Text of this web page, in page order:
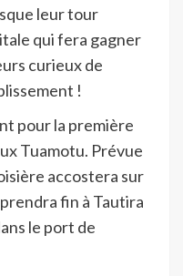
leur tour
qui fera gagner
curieux de
!
pour la première
Tuamotu. Prévue
accostera sur
fin à Tautira
le port de